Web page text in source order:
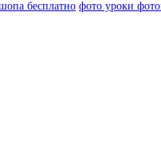
бесплатно фото уроки